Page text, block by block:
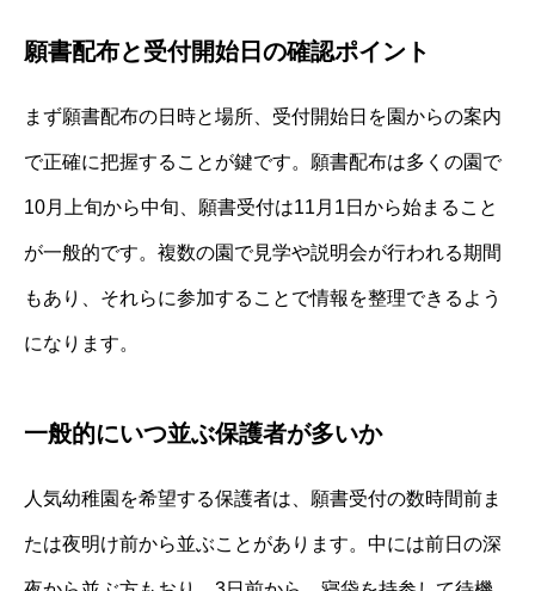
願書配布と受付開始日の確認ポイント
まず願書配布の日時と場所、受付開始日を園からの案内
で正確に把握することが鍵です。願書配布は多くの園で
10月上旬から中旬、願書受付は11月1日から始まること
が一般的です。複数の園で見学や説明会が行われる期間
もあり、それらに参加することで情報を整理できるよう
になります。
一般的にいつ並ぶ保護者が多いか
人気幼稚園を希望する保護者は、願書受付の数時間前ま
たは夜明け前から並ぶことがあります。中には前日の深